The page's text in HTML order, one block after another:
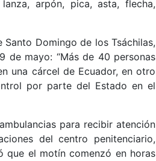
arpón, pica, asta, flecha,
Domingo de los Tsáchilas,
de mayo: “Más de 40 personas
una cárcel de Ecuador, en otro
por parte del Estado en el
para recibir atención
del centro penitenciario,
que el motín comenzó en horas